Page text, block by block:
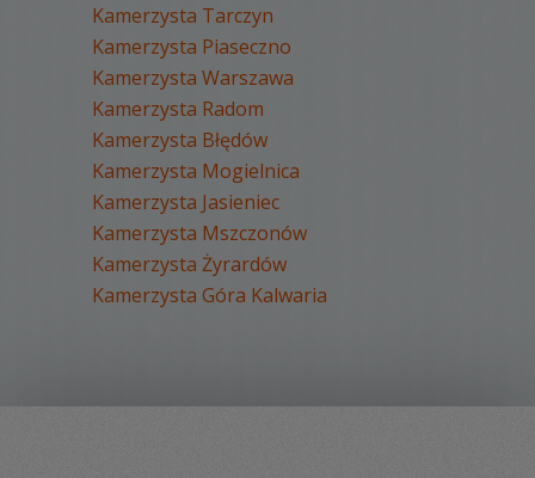
Kamerzysta Tarczyn
Kamerzysta Piaseczno
Kamerzysta Warszawa
Kamerzysta Radom
Kamerzysta Błędów
Kamerzysta Mogielnica
Kamerzysta Jasieniec
Kamerzysta Mszczonów
Kamerzysta Żyrardów
Kamerzysta Góra Kalwaria